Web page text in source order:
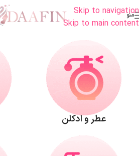
Skip to navigation
Skip to main content
منو
عطر و ادکلن